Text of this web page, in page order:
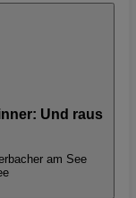
Und raus
am See